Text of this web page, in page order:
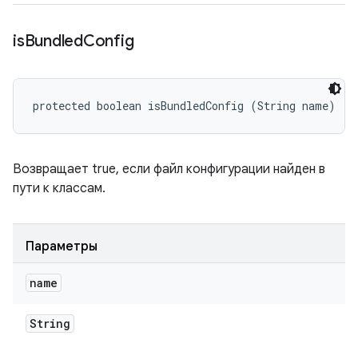
isBundledConfig
protected boolean isBundledConfig (String name)
Возвращает true, если файл конфигурации найден в
пути к классам.
Параметры
name
String